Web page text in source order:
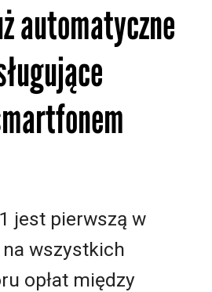
automatyczne
jest pierwszą w
wszystkich
opłat między